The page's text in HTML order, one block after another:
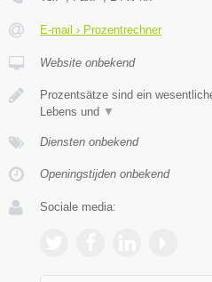
E-mail › Prozentrechner
Website onbekend
Prozentsätze sind ein
Lebens und ▼
Diensten onbekend
Openingstijden onbekend
Sociale media: